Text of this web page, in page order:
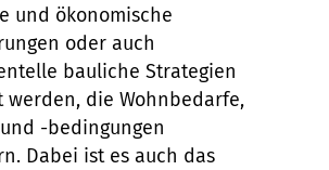
und ökonomische
oder auch
bauliche Strategien
werden, die Wohnbedarfe,
-bedingungen
Dabei ist es auch das